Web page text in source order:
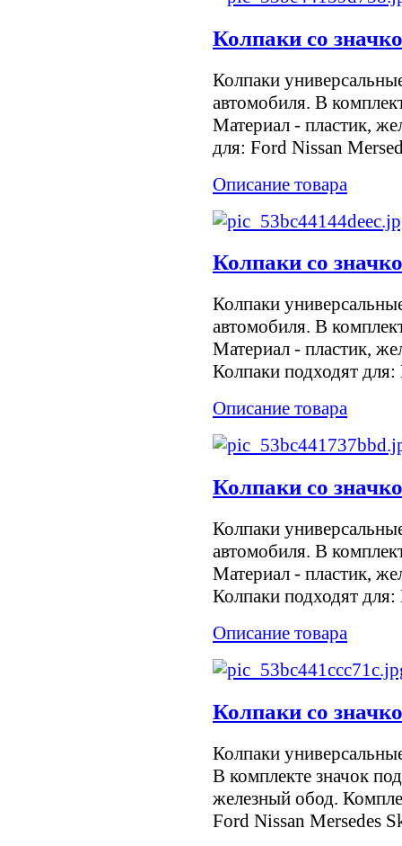
Колпаки со
Колпаки
автомобиля. В
Материал - пластик,
для: Ford Nissan
Описание товара
Колпаки со
Колпаки
автомобиля. В
Материал - пластик,
Колпаки подходят
Описание товара
Колпаки со
Колпаки
автомобиля. В
Материал - пластик,
Колпаки подходят
Описание товара
Колпаки со
Колпаки
В комплекте значок
железный обод.
Ford Nissan Mersedes